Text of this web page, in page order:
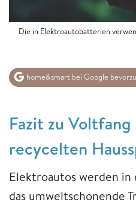
Die in Elektroautobatterien
home&smart bei Google
​​​​​​​Fazit zu
recycelten
Elektroautos werden in
das umweltschonende